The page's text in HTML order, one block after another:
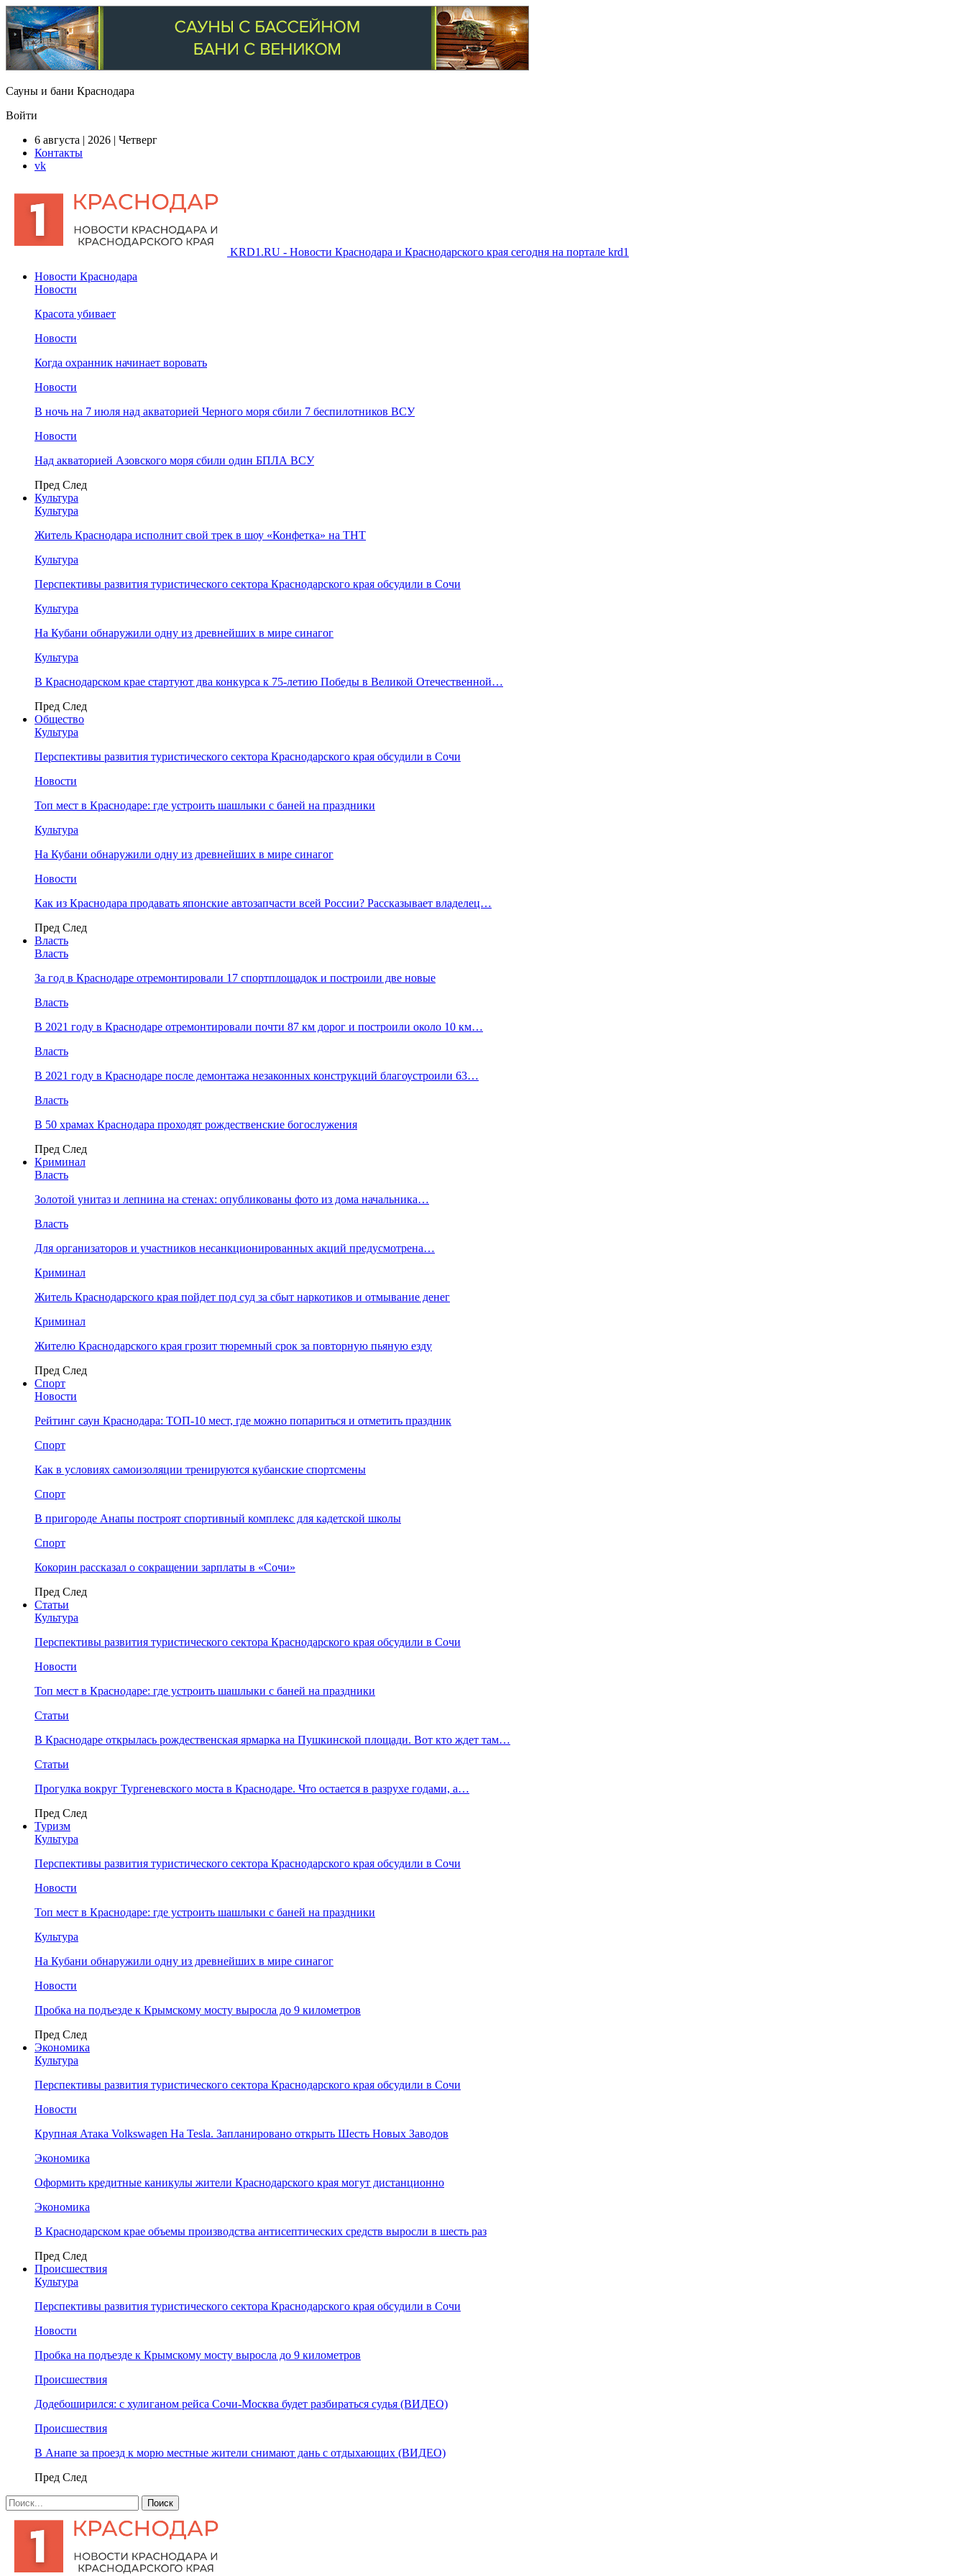
Сауны и бани Краснодара
Войти
6 августа | 2026 | Четверг
Контакты
vk
KRD1.RU - Новости Краснодара и Краснодарского края сегодня на портале krd1
Новости Краснодара
Новости
Красота убивает
Новости
Когда охранник начинает воровать
Новости
В ночь на 7 июля над акваторией Черного моря сбили 7 беспилотников ВСУ
Новости
Над акваторией Азовского моря сбили один БПЛА ВСУ
Пред След
Культура
Культура
Житель Краснодара исполнит свой трек в шоу «Конфетка» на ТНТ
Культура
Перспективы развития туристического сектора Краснодарского края обсудили в Сочи
Культура
На Кубани обнаружили одну из древнейших в мире синагог
Культура
В Краснодарском крае стартуют два конкурса к 75-летию Победы в Великой Отечественной…
Пред След
Общество
Культура
Перспективы развития туристического сектора Краснодарского края обсудили в Сочи
Новости
Топ мест в Краснодаре: где устроить шашлыки с баней на праздники
Культура
На Кубани обнаружили одну из древнейших в мире синагог
Новости
Как из Краснодара продавать японские автозапчасти всей России? Рассказывает владелец…
Пред След
Власть
Власть
За год в Краснодаре отремонтировали 17 спортплощадок и построили две новые
Власть
В 2021 году в Краснодаре отремонтировали почти 87 км дорог и построили около 10 км…
Власть
В 2021 году в Краснодаре после демонтажа незаконных конструкций благоустроили 63…
Власть
В 50 храмах Краснодара проходят рождественские богослужения
Пред След
Криминал
Власть
​Золотой унитаз и лепнина на стенах: опубликованы фото из дома начальника…
Власть
Для организаторов и участников несанкционированных акций предусмотрена…
Криминал
Житель Краснодарского края пойдет под суд за сбыт наркотиков и отмывание денег
Криминал
Жителю Краснодарского края грозит тюремный срок за повторную пьяную езду
Пред След
Спорт
Новости
Рейтинг саун Краснодара: ТОП-10 мест, где можно попариться и отметить праздник
Спорт
Как в условиях самоизоляции тренируются кубанские спортсмены
Спорт
В пригороде Анапы построят спортивный комплекс для кадетской школы
Спорт
Кокорин рассказал о сокращении зарплаты в «Сочи»
Пред След
Статьи
Культура
Перспективы развития туристического сектора Краснодарского края обсудили в Сочи
Новости
Топ мест в Краснодаре: где устроить шашлыки с баней на праздники
Статьи
В Краснодаре открылась рождественская ярмарка на Пушкинской площади. Вот кто ждет там…
Статьи
Прогулка вокруг Тургеневского моста в Краснодаре. Что остается в разрухе годами, а…
Пред След
Туризм
Культура
Перспективы развития туристического сектора Краснодарского края обсудили в Сочи
Новости
Топ мест в Краснодаре: где устроить шашлыки с баней на праздники
Культура
На Кубани обнаружили одну из древнейших в мире синагог
Новости
Пробка на подъезде к Крымскому мосту выросла до 9 километров
Пред След
Экономика
Культура
Перспективы развития туристического сектора Краснодарского края обсудили в Сочи
Новости
Крупная Атака Volkswagen На Tesla. Запланировано открыть Шесть Новых Заводов
Экономика
Оформить кредитные каникулы жители Краснодарского края могут дистанционно
Экономика
В Краснодарском крае объемы производства антисептических средств выросли в шесть раз
Пред След
Происшествия
Культура
Перспективы развития туристического сектора Краснодарского края обсудили в Сочи
Новости
Пробка на подъезде к Крымскому мосту выросла до 9 километров
Происшествия
Додебоширился: с хулиганом рейса Сочи-Москва будет разбираться судья (ВИДЕО)
Происшествия
В Анапе за проезд к морю местные жители снимают дань с отдыхающих (ВИДЕО)
Пред След